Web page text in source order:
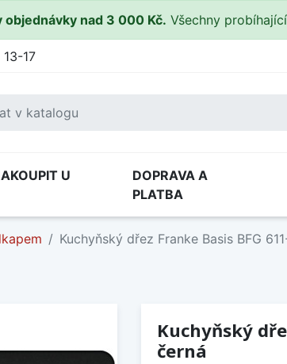
objednávky nad 3 000 Kč. Všechny
17
U
DOPRAVA A
PLATBA
Kuchyňský dřez Franke Basis BFG
Kuchyňský
černá